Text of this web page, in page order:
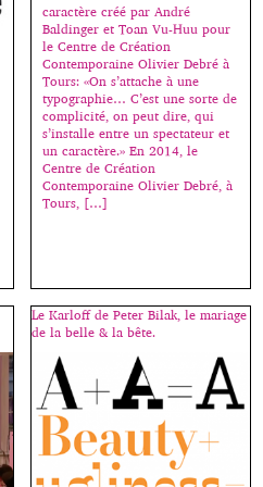
un système de variations, des
contraintes, afin de dépasser le
cadre […]
caractère créé par André
Baldinger et Toan Vu-Huu pour
le Centre de Création
Contemporaine Olivier Debré à
Tours: «On s’attache à une
typographie… C’est une sorte de
complicité, on peut dire, qui
s’installe entre un spectateur et
un caractère.» En 2014, le
Centre de Création
Contemporaine Olivier Debré, à
Tours, […]
Le Karloff de Peter Bilak, le mariage
de la belle & la bête.